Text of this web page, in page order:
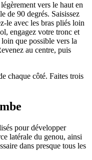
vers le haut en
de 90 degrés. Saisissez
le avec les bras pliés loin
engagez votre tronc et
que possible vers la
au centre, puis
chaque côté. Faites trois
pour développer
latérale du genou, ainsi
dans presque tous les